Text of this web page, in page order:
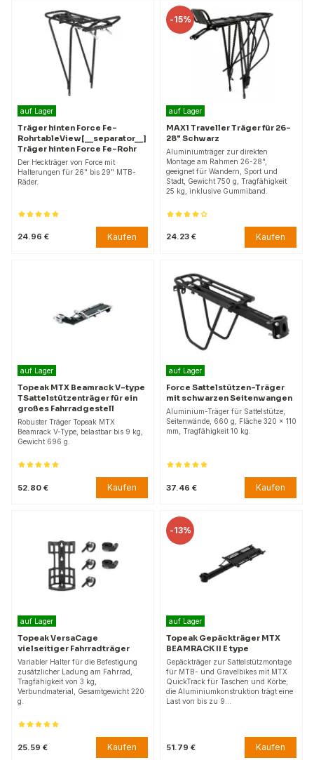
auf Lager
Träger hinten Force Fe-
RohrtableView[__separator__]
Träger hinten Force Fe-Rohr
Der Heckträger von Force mit
Halterungen für 26" bis 29" MTB-
Räder.
24.96 € Kaufen
-15%
auf Lager
MAX1 Traveller Träger für 26-
28" Schwarz
Aluminiumträger zur direkten
Montage am Rahmen 26-28",
geeignet für Wandern, Sport und
Stadt, Gewicht 750 g, Tragfähigkeit
25 kg, inklusive Gummiband.
24.23 € Kaufen
auf Lager
Topeak MTX Beamrack V-type
TSattelstützenträger für ein
großes Fahrradgestell
Robuster Träger Topeak MTX
Beamrack V-Type, belastbar bis 9 kg,
Gewicht 696 g.
52.80 € Kaufen
auf Lager
Force Sattelstützen-Träger
mit schwarzen Seitenwangen
Aluminium-Träger für Sattelstütze,
Seitenwände, 660 g, Fläche 320 x 110
mm, Tragfähigkeit 10 kg.
37.46 € Kaufen
auf Lager
Topeak VersaCage
vielseitiger Fahrradträger
Variabler Halter für die Befestigung
zusätzlicher Ladung am Fahrrad,
Tragfähigkeit von 3 kg,
Verbundmaterial, Gesamtgewicht 220
g.
25.59 € Kaufen
-13%
auf Lager
Topeak Gepäckträger MTX
BEAMRACK II E type
Gepäckträger zur Sattelstützmontage
für MTB- und Gravelbikes mit MTX
QuickTrack für Taschen und Körbe;
die Aluminiumkonstruktion trägt eine
Last von bis zu 9…
51.79 € Kaufen